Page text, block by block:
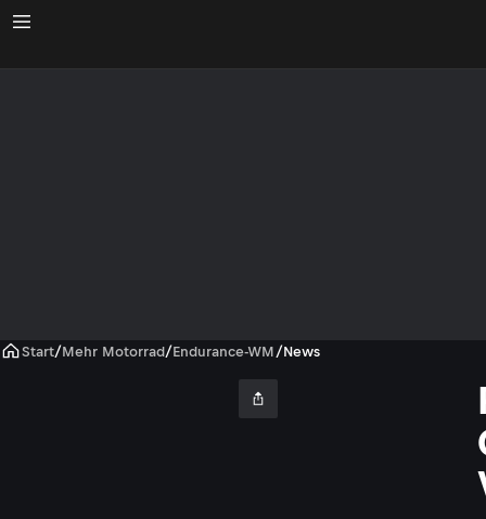
Start/Mehr Motorrad/Endurance-WM /News